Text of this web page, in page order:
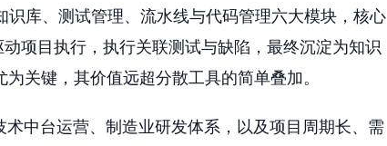
识库、测试管理、流水线与代码管理六大模块，核心
项目执行，执行关联测试与缺陷，最终沉淀为知识
关键，其价值远超分散工具的简单叠加。
中台运营、制造业研发体系，以及项目周期长、需